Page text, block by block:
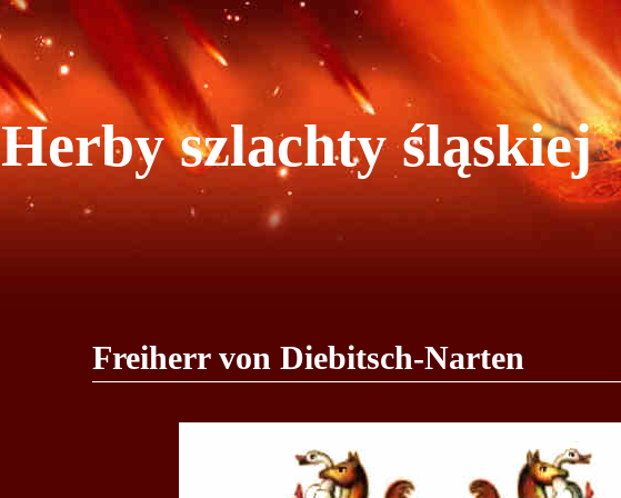
Herby szlachty śląskiej
Freiherr von Diebitsch-Narten